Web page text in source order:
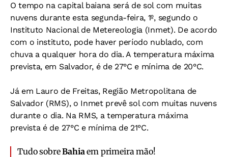
O tempo na capital baiana será de sol com muitas
nuvens durante esta segunda-feira, 1º, segundo o
Instituto Nacional de Metereologia (Inmet). De acordo
com o instituto, pode haver período nublado, com
chuva a qualquer hora do dia. A temperatura máxima
prevista, em Salvador, é de 27°C e mínima de 20°C.
Já em Lauro de Freitas, Região Metropolitana de
Salvador (RMS), o Inmet prevê sol com muitas nuvens
durante o dia. Na RMS, a temperatura máxima
prevista é de 27°C e mínima de 21°C.
Tudo sobreBahiaem primeira mão!